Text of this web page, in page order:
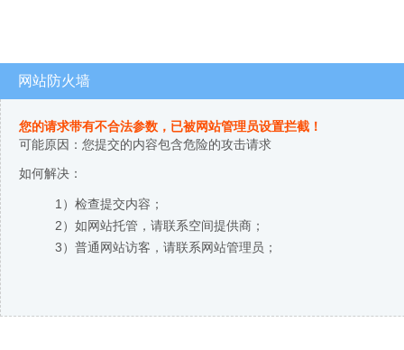
网站防火墙
您的请求带有不合法参数，已被网站管理员设置拦截！
可能原因：您提交的内容包含危险的攻击请求
如何解决：
1）检查提交内容；
2）如网站托管，请联系空间提供商；
3）普通网站访客，请联系网站管理员；